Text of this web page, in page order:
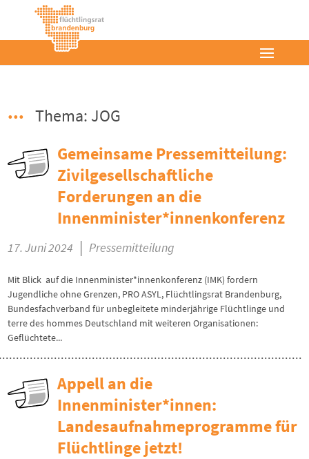
Thema: JOG
Gemeinsame Pressemitteilung:
Zivilgesellschaftliche
Forderungen an die
Innenminister*innenkonferenz
17. Juni 2024 | Pressemitteilung
Mit Blick auf die Innenminister*innenkonferenz (IMK) fordern
Jugendliche ohne Grenzen, PRO ASYL, Flüchtlingsrat Brandenburg,
Bundesfachverband für unbegleitete minderjährige Flüchtlinge und
terre des hommes Deutschland mit weiteren Organisationen:
Geflüchtete...
Appell an die
Innenminister*innen:
Landesaufnahmeprogramme für
Flüchtlinge jetzt!